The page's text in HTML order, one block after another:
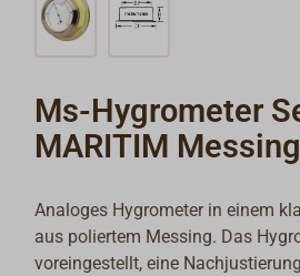
Ms-Hygrometer
MARITIM Messing
Analoges Hygrometer in einem
aus poliertem Messing. Das
voreingestellt, eine